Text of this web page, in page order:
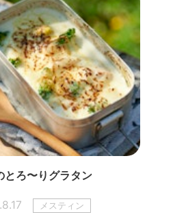
とろ〜りグラタン
メスティン